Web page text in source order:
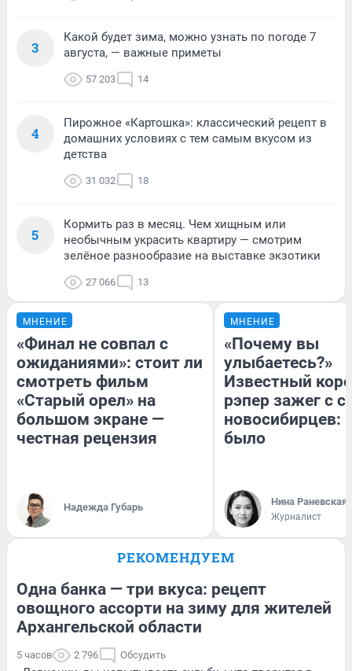
3
Какой будет зима, можно узнать по погоде 7
августа, — важные приметы
57 203 14
4
Пирожное «Картошка»: классический рецепт в
домашних условиях с тем самым вкусом из
детства
31 032 18
5
Кормить раз в месяц. Чем хищным или
необычным украсить квартиру — смотрим
зелёное разнообразие на выставке экзотики
27 066 13
МНЕНИЕ
«Финал не совпал с
ожиданиями»: стоит ли
смотреть фильм
«Старый орел» на
большом экране —
честная рецензия
Надежда Губарь
МНЕНИЕ
«Почему вы
улыбаетесь?»
Известный
рэпер зажег с
новосибирцев:
было
Нина Раневская
Журналист
РЕКОМЕНДУЕМ
Одна банка — три вкуса: рецепт
овощного ассорти на зиму для жителей
Архангельской области
5 часов 2 796 Обсудить